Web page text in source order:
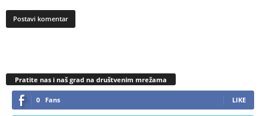
Pratite nas i naš grad na društvenim mrežama
0 Fans LIKE